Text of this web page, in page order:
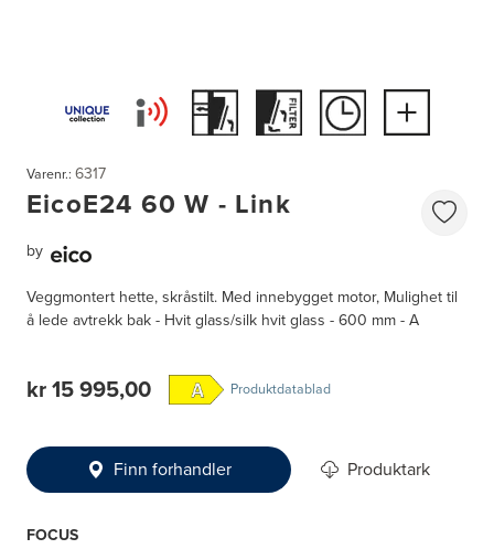
Varenr.: 6317
EicoE24 60 W - Link
by
Veggmontert hette, skråstilt. Med innebygget motor, Mulighet til
å lede avtrekk bak - Hvit glass/silk hvit glass - 600 mm - A
kr 15 995,00 Produktdatablad
Finn forhandler Produktark
FOCUS